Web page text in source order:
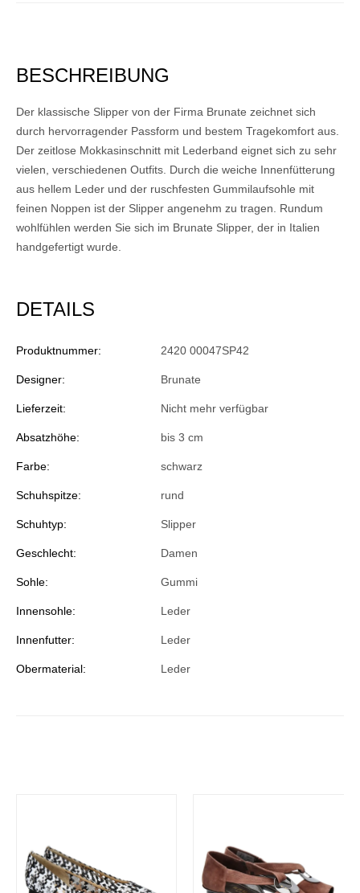
BESCHREIBUNG
Der klassische Slipper von der Firma Brunate zeichnet sich
durch hervorragender Passform und bestem Tragekomfort aus.
Der zeitlose Mokkasinschnitt mit Lederband eignet sich zu sehr
vielen, verschiedenen Outfits. Durch die weiche Innenfütterung
aus hellem Leder und der ruschfesten Gummilaufsohle mit
feinen Noppen ist der Slipper angenehm zu tragen. Rundum
wohlfühlen werden Sie sich im Brunate Slipper, der in Italien
handgefertigt wurde.
DETAILS
Produktnummer: 2420 00047SP42
Designer: Brunate
Lieferzeit: Nicht mehr verfügbar
Absatzhöhe: bis 3 cm
Farbe: schwarz
Schuhspitze: rund
Schuhtyp: Slipper
Geschlecht: Damen
Sohle: Gummi
Innensohle: Leder
Innenfutter: Leder
Obermaterial: Leder